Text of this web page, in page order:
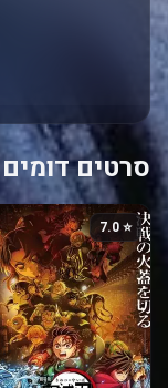
סרטים דומים
⭐ 7.0